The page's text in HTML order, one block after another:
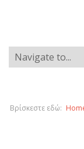
Βρίσκεστε εδώ: